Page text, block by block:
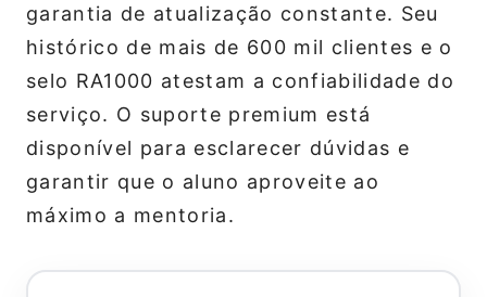
garantia de atualização constante. Seu
histórico de mais de 600 mil clientes e o
selo RA1000 atestam a confiabilidade do
serviço. O suporte premium está
disponível para esclarecer dúvidas e
garantir que o aluno aproveite ao
máximo a mentoria.